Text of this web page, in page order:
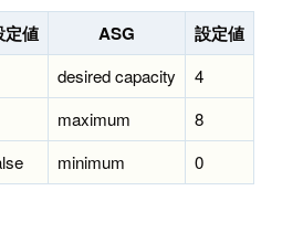
定値 ASG 設定値
desired capacity
4
maximum
8
minimum 0